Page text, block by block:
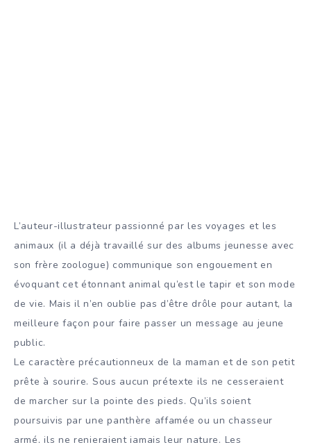
L’auteur-illustrateur passionné par les voyages et les
animaux (il a déjà travaillé sur des albums jeunesse avec
son frère zoologue) communique son engouement en
évoquant cet étonnant animal qu’est le tapir et son mode
de vie. Mais il n’en oublie pas d’être drôle pour autant, la
meilleure façon pour faire passer un message au jeune
public.
Le caractère précautionneux de la maman et de son petit
prête à sourire. Sous aucun prétexte ils ne cesseraient
de marcher sur la pointe des pieds. Qu’ils soient
poursuivis par une panthère affamée ou un chasseur
armé, ils ne renieraient jamais leur nature. Les